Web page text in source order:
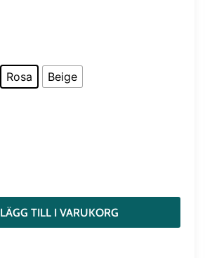
Rosa Beige
LÄGG TILL I VARUKORG